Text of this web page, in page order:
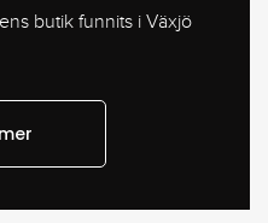
butik funnits i Växjö